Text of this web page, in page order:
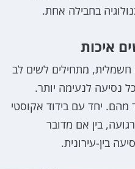
בחבילה אחת.
איכות
חשמלית, מתחילים לשים לב
נסיעה לנעימה יותר.
יחד עם בידוד אקוסטי
בין אם מדובר
בין-עירונית.